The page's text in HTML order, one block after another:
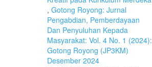
,Gotong Royong: Jurnal
Pengabdian, Pemberdayaan
Dan Penyuluhan Kepada
Masyarakat: Vol. 4 No. 1 (2024):
Gotong Royong (JP3KM)
Desember 2024